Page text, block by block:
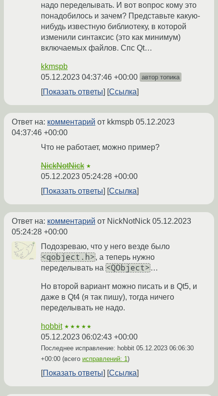
надо переделывать. И вот вопрос кому это
понадобилось и зачем? Представьте какую-
нибудь известную библиотеку, в которой
изменили синтаксис (это как минимум)
включаемых файлов. Спс Qt…
kkmspb
05.12.2023 04:37:46 +00:00 автор топика
Показать ответы Ссылка
Ответ на: комментарий от kkmspb 05.12.2023
04:37:46 +00:00
Что не работает, можно пример?
NickNotNick ★
05.12.2023 05:24:28 +00:00
Показать ответы
Ссылка
Ответ на: комментарий от NickNotNick 05.12.2023
05:24:28 +00:00
Подозреваю, что у него везде было
<qobject.h>, а теперь нужно
переделывать на <QObject> …
Но второй вариант можно писать и в Qt5, и
даже в Qt4 (я так пишу), тогда ничего
переделывать не надо.
hobbit ★★★★★
05.12.2023 06:02:43 +00:00
Последнее исправление: hobbit 05.12.2023 06:06:30
+00:00 (всего исправлений: 1 )
Показать ответы Ссылка